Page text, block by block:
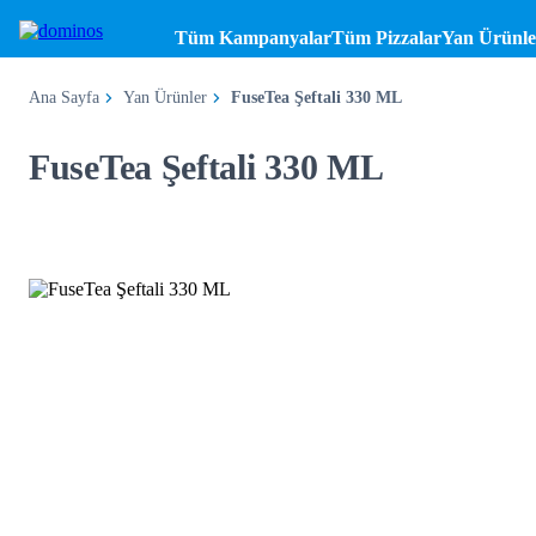
Tüm KampanyalarTüm PizzalarYan
Ana Sayfa Yan Ürünler FuseTea Şeftali 330 ML
FuseTea Şeftali 330 ML